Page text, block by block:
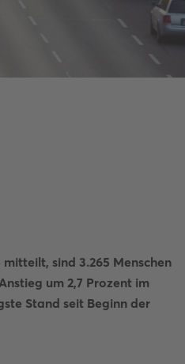
sind 3.265 Menschen
um 2,7 Prozent im
Stand seit Beginn der